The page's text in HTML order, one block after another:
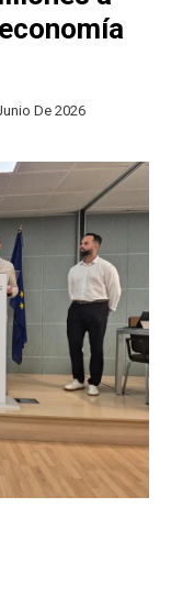
De 2026